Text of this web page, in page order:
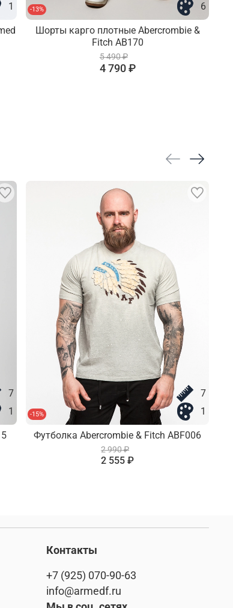
1
-13%
6
Шорты карго плотные Abercrombie &
Fitch AB170
5 490 ₽
4 790 ₽
7
1
-15%
7
1
Футболка Abercrombie & Fitch ABF006
2 990 ₽
2 555 ₽
Контакты
+7 (925) 070-90-63
info@armedf.ru